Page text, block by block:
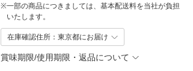
※一部の商品につきましては、基本配送料を当社が負担
いたします。
在庫確認住所：東京都にお届け
賞味期限/使用期限・返品について